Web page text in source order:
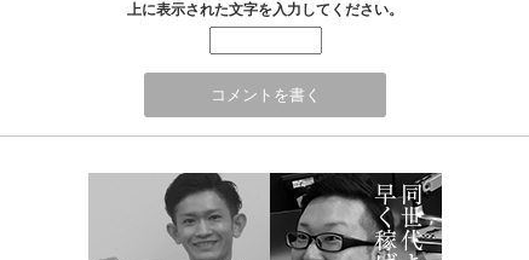
上に表示された文字を入力してください。